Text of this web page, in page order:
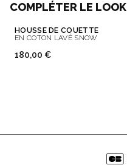
COMPLÉTER LE LOOK
HOUSSE DE COUETTE
EN COTON LAVÉ SNOW
180,00 €